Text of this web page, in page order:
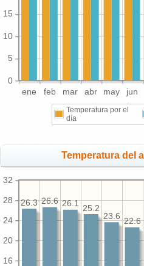
ene feb mar abr may jun
0
5
10
15
Temperatura por el
día
Temperatura del
16
20
24
28
32
22.6
23.6
25.2
26.1
26.6
26.3